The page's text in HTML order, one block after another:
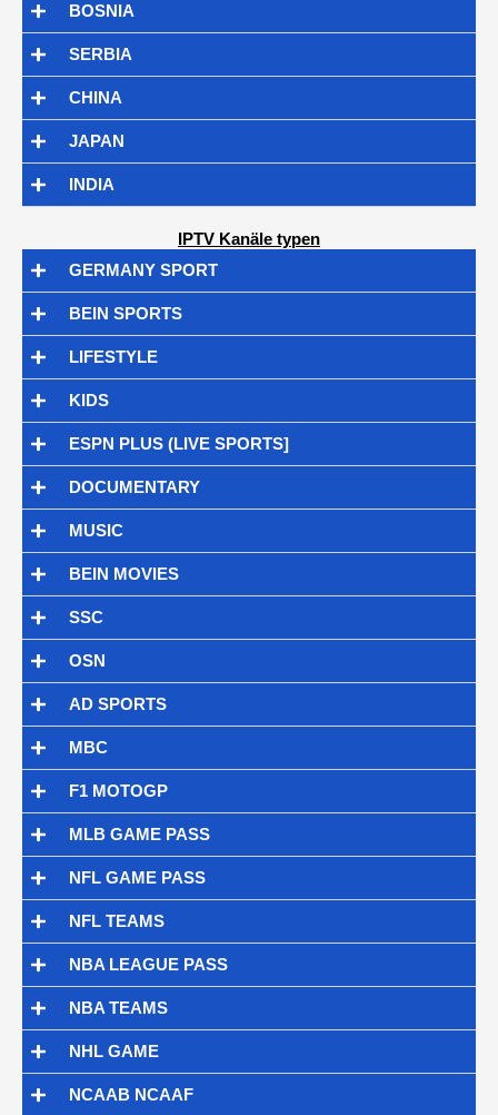
BOSNIA
SERBIA
CHINA
JAPAN
INDIA
IPTV Kanäle typen
GERMANY SPORT
BEIN SPORTS
LIFESTYLE
KIDS
ESPN PLUS (LIVE SPORTS]
DOCUMENTARY
MUSIC
BEIN MOVIES
SSC
OSN
AD SPORTS
MBC
F1 MOTOGP
MLB GAME PASS
NFL GAME PASS
NFL TEAMS
NBA LEAGUE PASS
NBA TEAMS
NHL GAME
NCAAB NCAAF